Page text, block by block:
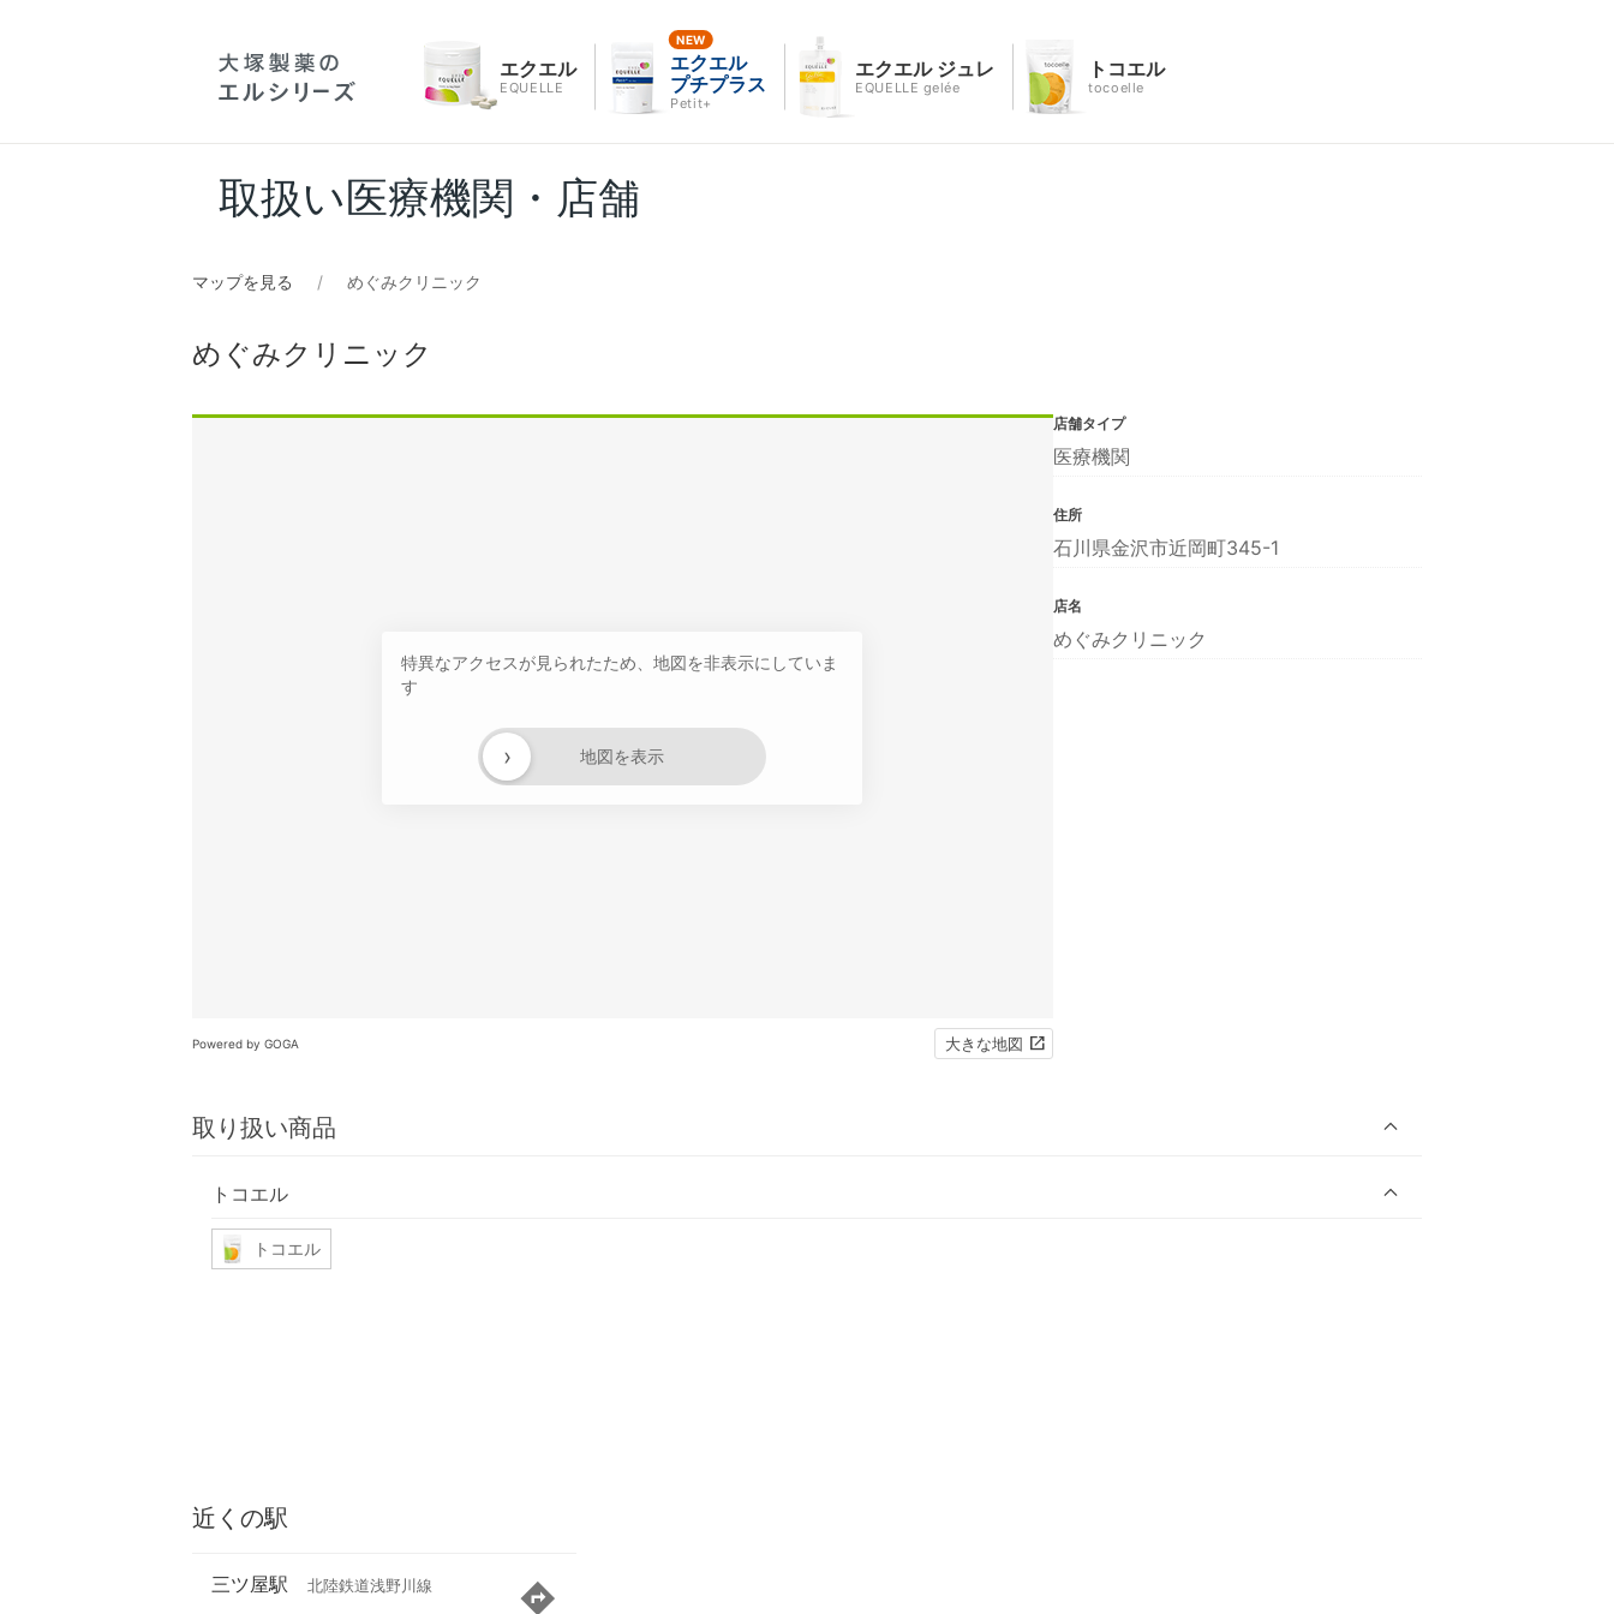
エクエル
EQUELLE
エクエル
プチプラス
Petit+
エクエル ジュレ
EQUELLE gelée
トコエル
tocoelle
取扱い医療機関・店舗
マップを見る めぐみクリニック
めぐみクリニック
特異なアクセスが見られたため、地図を非表示にしていま
す
地図を表示
›
Powered by GOGA 大きな地図
取り扱い商品
トコエル
トコエル
店舗タイプ
医療機関
住所
石川県金沢市近岡町345-1
店名
めぐみクリニック
近くの駅
三ツ屋駅 北陸鉄道浅野川線